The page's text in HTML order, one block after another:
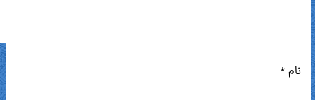
نام *